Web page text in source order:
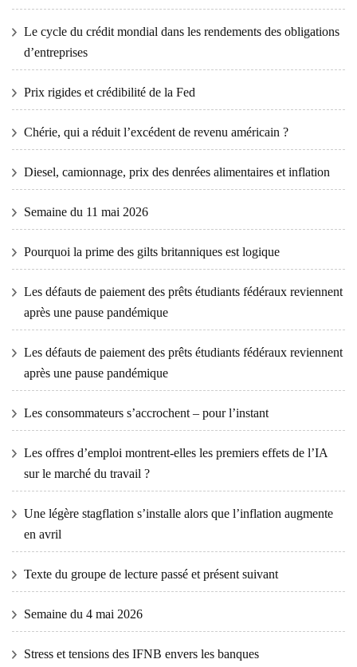
Le cycle du crédit mondial dans les rendements des obligations
d’entreprises
Prix ​​​​rigides et crédibilité de la Fed
Chérie, qui a réduit l’excédent de revenu américain ?
Diesel, camionnage, prix des denrées alimentaires et inflation
Semaine du 11 mai 2026
Pourquoi la prime des gilts britanniques est logique
Les défauts de paiement des prêts étudiants fédéraux reviennent
après une pause pandémique
Les défauts de paiement des prêts étudiants fédéraux reviennent
après une pause pandémique
Les consommateurs s’accrochent – ​​pour l’instant
Les offres d’emploi montrent-elles les premiers effets de l’IA
sur le marché du travail ?
Une légère stagflation s’installe alors que l’inflation augmente
en avril
Texte du groupe de lecture passé et présent suivant
Semaine du 4 mai 2026
Stress et tensions des IFNB envers les banques